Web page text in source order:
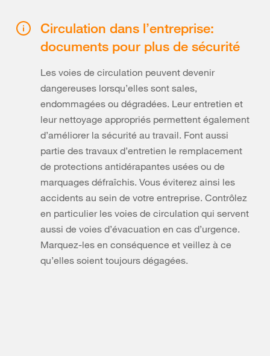
Circulation dans l’entreprise:
documents pour plus de sécurité
Les voies de circulation peuvent devenir
dangereuses lorsqu’elles sont sales,
endommagées ou dégradées. Leur entretien et
leur nettoyage appropriés permettent également
d’améliorer la sécurité au travail. Font aussi
partie des travaux d’entretien le remplacement
de protections antidérapantes usées ou de
marquages défraîchis. Vous éviterez ainsi les
accidents au sein de votre entreprise. Contrôlez
en particulier les voies de circulation qui servent
aussi de voies d’évacuation en cas d’urgence.
Marquez-les en conséquence et veillez à ce
qu’elles soient toujours dégagées.